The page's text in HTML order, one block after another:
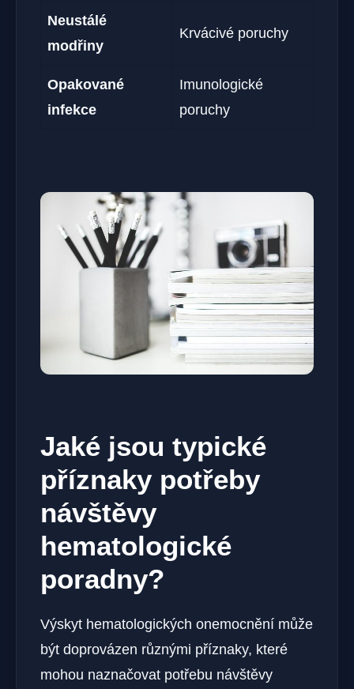
Neustálé
modřiny
Krvácivé poruchy
Opakované
infekce
Imunologické
poruchy
Jaké jsou typické
příznaky potřeby
návštěvy
hematologické
poradny?
Výskyt hematologických onemocnění může
být doprovázen různými příznaky, které
mohou naznačovat potřebu návštěvy